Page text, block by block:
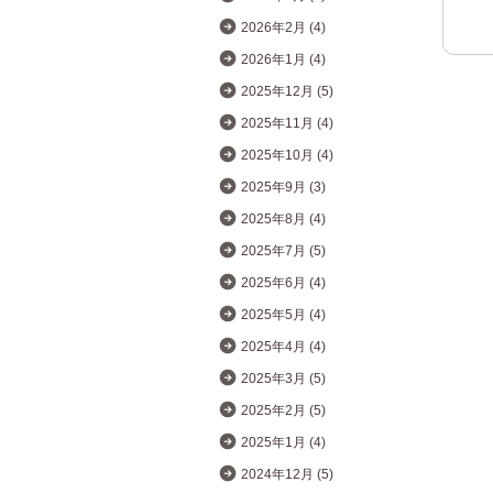
2026年2月 (4)
2026年1月 (4)
2025年12月 (5)
2025年11月 (4)
2025年10月 (4)
2025年9月 (3)
2025年8月 (4)
2025年7月 (5)
2025年6月 (4)
2025年5月 (4)
2025年4月 (4)
2025年3月 (5)
2025年2月 (5)
2025年1月 (4)
2024年12月 (5)